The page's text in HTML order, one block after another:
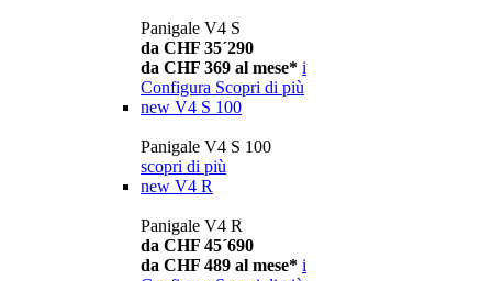
Panigale V4 S
da CHF 35´290
da CHF 369 al mese* i
Configura Scopri di più
new V4 S 100
Panigale V4 S 100
scopri di più
new V4 R
Panigale V4 R
da CHF 45´690
da CHF 489 al mese* i